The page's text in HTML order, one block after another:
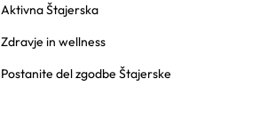
Aktivna Štajerska
Zdravje in wellness
Postanite del zgodbe Štajerske